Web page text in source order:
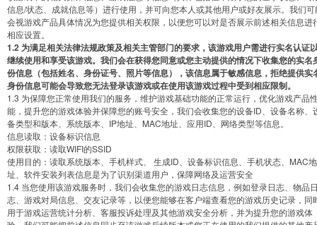
信息/状态、成就信息等）进行使用，并可向您本人或其他用户或好友展示。我们可
会视游戏产品具体情况为您提供相关权限，以便您可以对是否展示前述相关信息进
相应设置。
1.2 为满足相关法律法规政策及相关主管部门的要求，该游戏用户需进行实名认证
继续使用和享受该游戏。我们会在获得您同意或您主动提供的情况下收集您的实名
份信息（包括姓名、身份证号、照片等信息），该信息属于敏感信息，拒绝提供实
身份信息可能会导致您无法登录该游戏或在使用该游戏过程中受到相应限制。
1.3 为保障您正常使用我们的服务，维护游戏基础功能的正常运行，优化游戏产品
能，提升您的游戏体验并保障您的账号安全，我们会收集您的设备ID、设备名称、
备类型和版本、系统版本、IP地址、MAC地址、应用ID、网络类型等信息。
信息读取：设备标识信息
权限获取：读取WIFI的SSID
使用目的：读取系统版本、手机样式、 生成ID、设备标识信息、手机状态、MAC地
址、软件安装列表信息是为了识别渠道用户，保障网络及运营安全
1.4 当您使用该游戏服务时，我们会收集您的游戏日志信息，例如登录日志、物品
志、游戏对局信息、交友记录等，以便您能够在客户端查看您的游戏历史记录，同
用于游戏运营统计分析、客服投诉处理及其他游戏安全分析，并为提升您的游戏体